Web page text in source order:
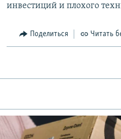
инвестиций и плохого
Поделиться Читать